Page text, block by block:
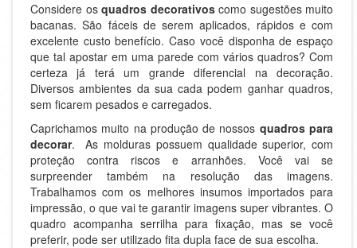
Considere os quadros decorativos como sugestões muito
bacanas. São fáceis de serem aplicados, rápidos e com
excelente custo benefício. Caso você disponha de espaço
que tal apostar em uma parede com vários quadros? Com
certeza já terá um grande diferencial na decoração.
Diversos ambientes da sua cada podem ganhar quadros,
sem ficarem pesados e carregados.
Caprichamos muito na produção de nossos quadros para
decorar. As molduras possuem qualidade superior, com
proteção contra riscos e arranhões. Você vai se
surpreender também na resolução das imagens.
Trabalhamos com os melhores insumos importados para
impressão, o que vai te garantir imagens super vibrantes. O
quadro acompanha serrilha para fixação, mas se você
preferir, pode ser utilizado fita dupla face de sua escolha.